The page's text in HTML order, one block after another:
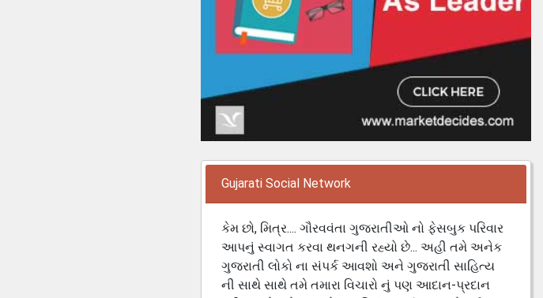
Gujarati Social Network
કેમ છો, મિત્ર.... ગૌરવવંતા ગુજરાતીઓ નો ફેસબુક પરિવાર
આપનું સ્વાગત કરવા થનગની રહ્યો છે... અહી તમે અનેક
ગુજરાતી લોકો ના સંપર્ક આવશો અને ગુજરાતી સાહિત્ય
ની સાથે સાથે તમે તમારા વિચારો નું પણ આદાન-પ્રદાન